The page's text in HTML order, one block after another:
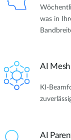
was in
AI
KI-
AI